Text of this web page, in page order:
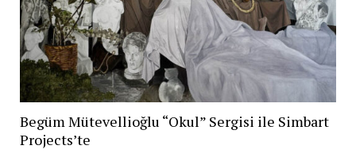
Begüm Mütevellioğlu “Okul” Sergisi ile Simbart
Projects’te